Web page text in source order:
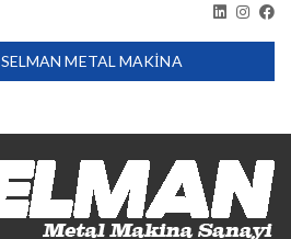
SELMAN METAL MAKİNA كافة المنتجات